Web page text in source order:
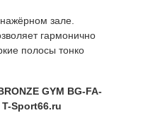
зале.
гармонично
полосы тонко
GYM BG-FA-
Sport66.ru